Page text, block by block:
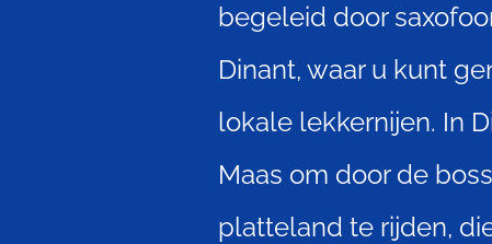
begeleid door
Dinant, waar u kunt
lokale lekkernijen. In
Maas om door de
platteland te rijden,